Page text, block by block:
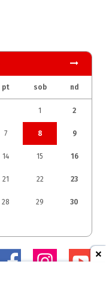
pt sob nd
1 2
7 8 9
14 15 16
21 22 23
28 29 30